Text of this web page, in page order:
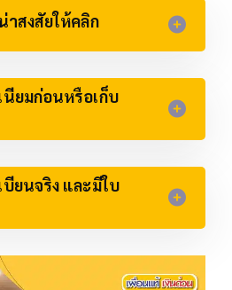
าสงสัยให้คลิก
นียมก่อนหรือเก็บ
ยนจริง และมีใบ